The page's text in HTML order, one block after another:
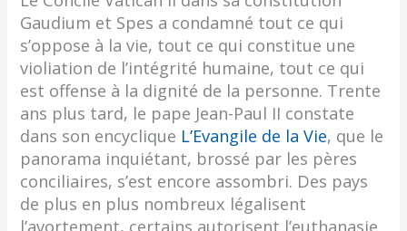
Gaudium et Spes a condamné tout ce qui
s’oppose à la vie, tout ce qui constitue une
violiation de l’intégrité humaine, tout ce qui
est offense à la dignité de la personne. Trente
ans plus tard, le pape Jean-Paul II constate
dans son encyclique L’Evangile de la Vie, que le
panorama inquiétant, brossé par les pères
conciliaires, s’est encore assombri. Des pays
de plus en plus nombreux légalisent
l’avortement, certains autorisent l’euthanasie